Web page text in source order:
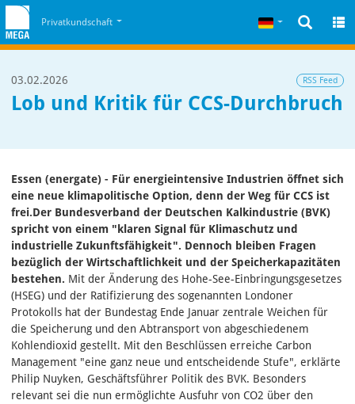
Zum Cookiehinweis
Privatkundschaft Deutsch
03.02.2026 RSS Feed
Lob und Kritik für CCS-Durchbruch
Essen (energate) - Für energieintensive Industrien öffnet sich
eine neue klimapolitische Option, denn der Weg für CCS ist
frei.Der Bundesverband der Deutschen Kalkindustrie (BVK)
spricht von einem "klaren Signal für Klimaschutz und
industrielle Zukunftsfähigkeit". Dennoch bleiben Fragen
bezüglich der Wirtschaftlichkeit und der Speicherkapazitäten
bestehen. Mit der Änderung des Hohe-See-Einbringungsgesetzes
(HSEG) und der Ratifizierung des sogenannten Londoner
Protokolls hat der Bundestag Ende Januar zentrale Weichen für
die Speicherung und den Abtransport von abgeschiedenem
Kohlendioxid gestellt. Mit den Beschlüssen erreiche Carbon
Management "eine ganz neue und entscheidende Stufe", erklärte
Philip Nuyken, Geschäftsführer Politik des BVK. Besonders
relevant sei die nun ermöglichte Ausfuhr von CO2 über den